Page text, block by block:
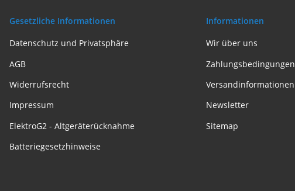
Gesetzliche Informationen
Datenschutz und Privatsphäre
AGB
Widerrufsrecht
Impressum
ElektroG2 - Altgeräterücknahme
Batteriegesetzhinweise
Informationen
Wir über uns
Zahlungsbedingungen
Versandinformationen
Newsletter
Sitemap